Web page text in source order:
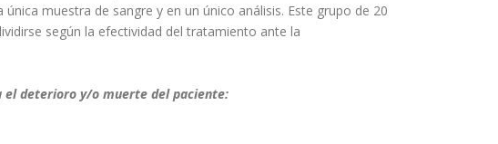
muestra de sangre y en un único análisis. Este grupo de 20
según la efectividad del tratamiento ante la
el deterioro y/o muerte del paciente: